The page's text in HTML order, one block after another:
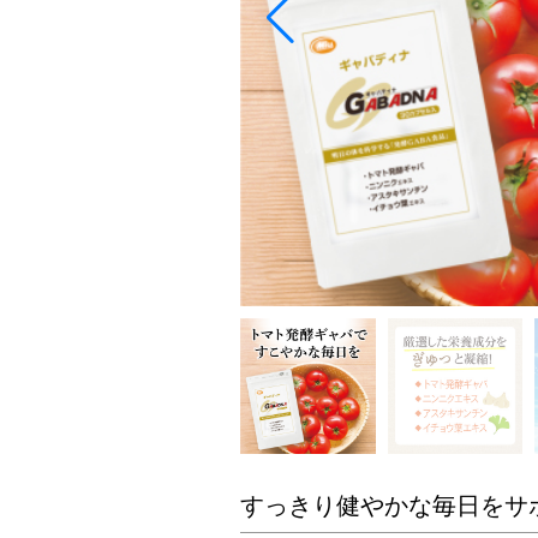
すっきり健やかな毎日をサ